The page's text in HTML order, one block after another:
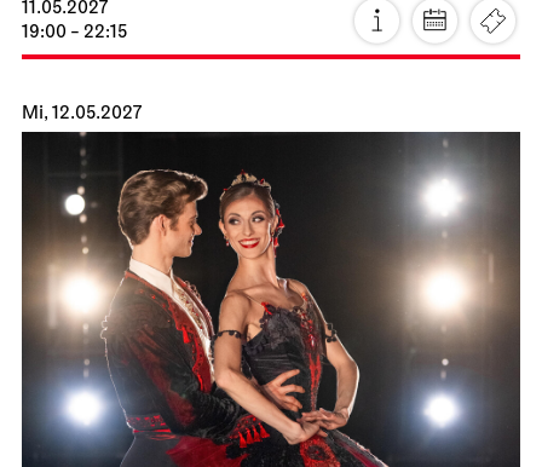
JOiNNord
Noch leben alle, die wir lieben
18:00
Mo, 19.04.2027